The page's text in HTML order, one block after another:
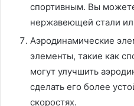
спортивным. Вы
нержавеющей стали
Аэродинамические
элементы, такие как
могут улучшить
сделать его более
скоростях.